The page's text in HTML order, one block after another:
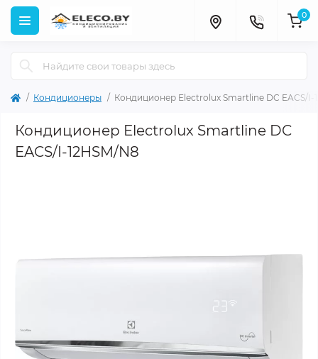
0
Кондиционеры Кондиционер Electrolux Smartline DC EACS/I-
Кондиционер Electrolux Smartline DC
EACS/I-12HSM/N8